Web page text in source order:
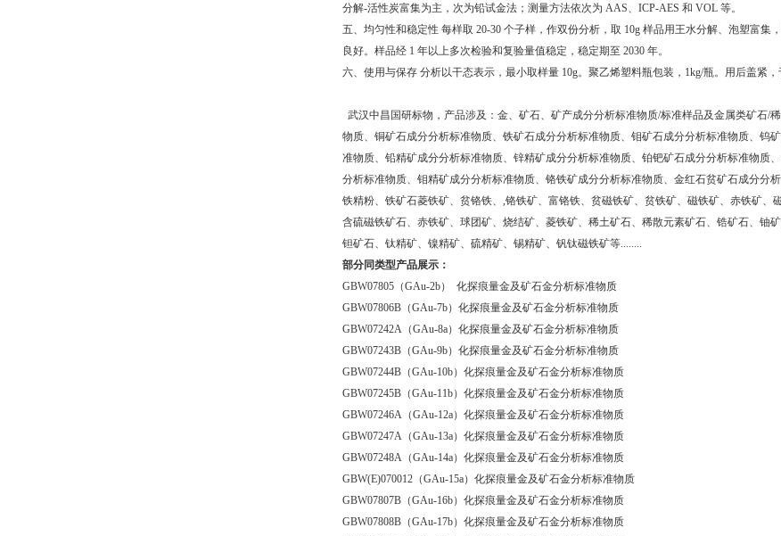
分解-活性炭富集为主，次为铅试金法；测量方法依次为 AAS、ICP-AES 和 VOL 等。
五、均匀性和稳定性 每样取 20-30 个子样，作双份分析，取 10g 样品用王水分解、泡塑富
良好。样品经 1 年以上多次检验和复验量值稳定，稳定期至 2030 年。
六、使用与保存 分析以干态表示，最小取样量 10g。聚乙烯塑料瓶包装，1kg/瓶。用后盖紧，
武汉中昌国研标物，产品涉及：金、矿石、矿产成分分析标准物质/标准样品及金属类矿石/
物质、铜矿石成分分析标准物质、铁矿石成分分析标准物质、钼矿石成分分析标准物质、钨
准物质、铅精矿成分分析标准物质、锌精矿成分分析标准物质、铂钯矿石成分分析标准物质
分析标准物质、钼精矿成分分析标准物质、铬铁矿成分分析标准物质、金红石贫矿石成分分
铁精粉、铁矿石菱铁矿、贫铬铁、,铬铁矿、富铬铁、贫磁铁矿、贫铁矿、磁铁矿、赤铁矿、
含硫磁铁矿石、赤铁矿、球团矿、烧结矿、菱铁矿、稀土矿石、稀散元素矿石、锆矿石、铀
钽矿石、钛精矿、镍精矿、硫精矿、锡精矿、钒钛磁铁矿等........
部分同类型产品展示：
GBW07805（GAu-2b） 化探痕量金及矿石金分析标准物质
GBW07806B（GAu-7b）化探痕量金及矿石金分析标准物质
GBW07242A（GAu-8a）化探痕量金及矿石金分析标准物质
GBW07243B（GAu-9b）化探痕量金及矿石金分析标准物质
GBW07244B（GAu-10b）化探痕量金及矿石金分析标准物质
GBW07245B（GAu-11b）化探痕量金及矿石金分析标准物质
GBW07246A（GAu-12a）化探痕量金及矿石金分析标准物质
GBW07247A（GAu-13a）化探痕量金及矿石金分析标准物质
GBW07248A（GAu-14a）化探痕量金及矿石金分析标准物质
GBW(E)070012（GAu-15a）化探痕量金及矿石金分析标准物质
GBW07807B（GAu-16b）化探痕量金及矿石金分析标准物质
GBW07808B（GAu-17b）化探痕量金及矿石金分析标准物质